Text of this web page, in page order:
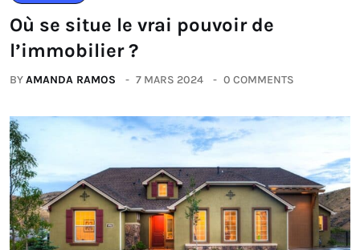
Où se situe le vrai pouvoir de
l’immobilier ?
BYAMANDA RAMOS 7 MARS 2024 0 COMMENTS